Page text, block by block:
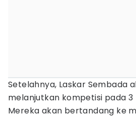
Setelahnya, Laskar Sembada
melanjutkan kompetisi pada 3
Mereka akan bertandang ke